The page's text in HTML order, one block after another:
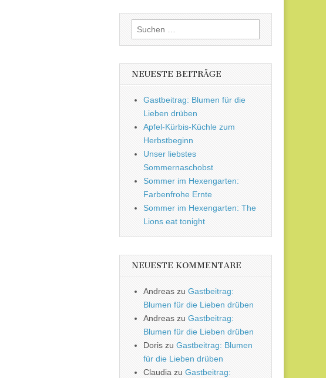
Suchen
nach:
NEUESTE BEITRÄGE
Gastbeitrag: Blumen für die
Lieben drüben
Apfel-Kürbis-Küchle zum
Herbstbeginn
Unser liebstes
Sommernaschobst
Sommer im Hexengarten:
Farbenfrohe Ernte
Sommer im Hexengarten: The
Lions eat tonight
NEUESTE KOMMENTARE
Andreas zu Gastbeitrag:
Blumen für die Lieben drüben
Andreas zu Gastbeitrag:
Blumen für die Lieben drüben
Doris zu Gastbeitrag: Blumen
für die Lieben drüben
Claudia zu Gastbeitrag: